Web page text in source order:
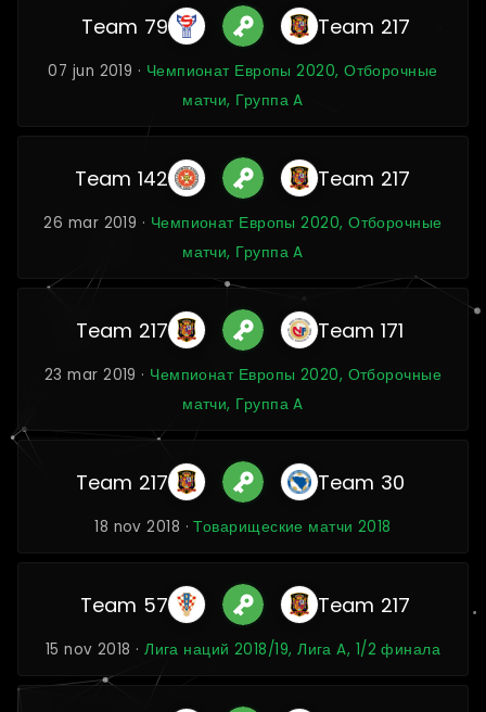
Team 79 Team 217
07 jun 2019 · Чемпионат Европы 2020, Отборочные
матчи, Группа A
Team 142 Team 217
26 mar 2019 · Чемпионат Европы 2020, Отборочные
матчи, Группа A
Team 217 Team 171
23 mar 2019 · Чемпионат Европы 2020, Отборочные
матчи, Группа A
Team 217 Team 30
18 nov 2018 ·Товарищеские матчи 2018
Team 57 Team 217
15 nov 2018 ·Лига наций 2018/19, Лига A, 1/2 финала